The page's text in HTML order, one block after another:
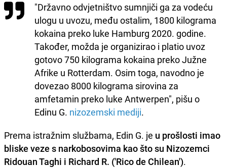
"Državno odvjetništvo sumnjiči ga za vodeću
ulogu u uvozu, među ostalim, 1800 kilograma
kokaina preko luke Hamburg 2020. godine.
Također, možda je organizirao i platio uvoz
gotovo 750 kilograma kokaina preko Južne
Afrike u Rotterdam. Osim toga, navodno je
dovezao 8000 kilograma sirovina za
amfetamin preko luke Antwerpen", pišu o
Edinu G. nizozemski mediji.
Prema istražnim službama, Edin G. je u prošlosti imao
bliske veze s narkobosovima kao što su Nizozemci
Ridouan Taghi i Richard R. ('Rico de Chilean').